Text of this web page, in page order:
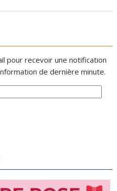
pour recevoir une notification
de dernière minute.